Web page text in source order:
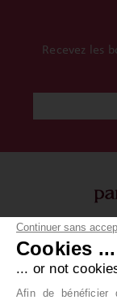
Recevez les
À
Qui
Continuer sans
Cookies ...
... or not
Afin de